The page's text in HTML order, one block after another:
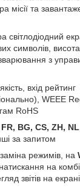
місії та
світлодіодний
символів,
з
вхід рейтинг
WEEE
RoHS
FR, BG, CS, ZH,
за запитом
режимів, на
на
звітів на